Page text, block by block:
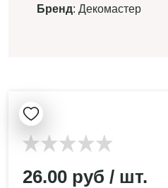
Бренд: Декомастер
26.00 руб / шт.